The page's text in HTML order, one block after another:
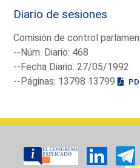
Diario de sesiones
Comisión de control
--Núm. Diario: 468
--Fecha Diario: 27/05/1992
--Páginas: 13798 13799